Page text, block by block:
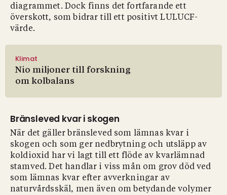
diagrammet. Dock finns det fortfarande ett
överskott, som bidrar till ett positivt LULUCF-
värde.
Klimat
Nio miljoner till forskning
om kolbalans
Bränsleved kvar i skogen
När det gäller bränsleved som lämnas kvar i
skogen och som ger nedbrytning och utsläpp av
koldioxid har vi lagt till ett flöde av kvarlämnad
stamved. Det handlar i viss mån om grov död ved
som lämnas kvar efter avverkningar av
naturvårdsskäl, men även om betydande volymer